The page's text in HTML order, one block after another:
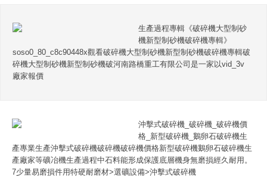
生產過程專輯《破碎機大型制砂
機新型制砂機破碎機專輯》
soso0_80_c8c90448x觀看破碎機大型制砂機新型制砂機破碎機專輯破
碎機大型制砂機新型制砂機破河南路橋重工有限公司是一家以vid_3v
廠家報價
沖擊式破碎機_破碎機_破碎機價
格_新型破碎機_鵝卵石破碎機生
產專業生產沖擊式破碎機破碎機破碎機價格新型破碎機鵝卵石破碎機生
產廠家等礦冶機生產過程中石料能形成保護底層機身無磨損經久耐用。
7少量易磨損件用特硬耐磨材>選礦設備>沖擊式破碎機